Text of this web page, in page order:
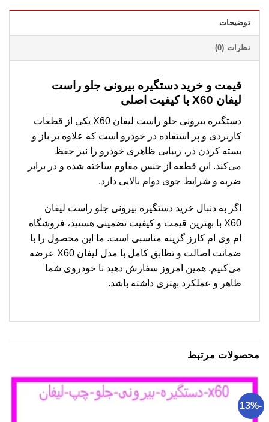
توضیحات
نظرات (0)
قیمت و خرید دستگیره بیرونی جلو راست
لیفان X60 با کیفیت اصلی
دستگیره بیرونی جلو راست لیفان X60 یکی از قطعات
کاربردی و پر استفاده در خودرو است که علاوه بر باز و
بسته کردن در، زیبایی ظاهری خودرو را نیز حفظ
می‌کند. این قطعه از جنس مقاوم ساخته شده و در برابر
ضربه و شرایط جوی دوام بالایی دارد.
اگر به دنبال خرید دستگیره بیرونی جلو راست لیفان
X60 با بهترین قیمت و کیفیت تضمینی هستید، فروشگاه
ام وی ام کارز گزینه مناسبی است. ما این محصول را با
ضمانت اصالت و تطابق کامل با مدل لیفان X60 عرضه
می‌کنیم. همین امروز سفارش دهید تا خودروی شما
ظاهر و عملکرد بهتری داشته باشد.
محصولات مرتبط
-13%